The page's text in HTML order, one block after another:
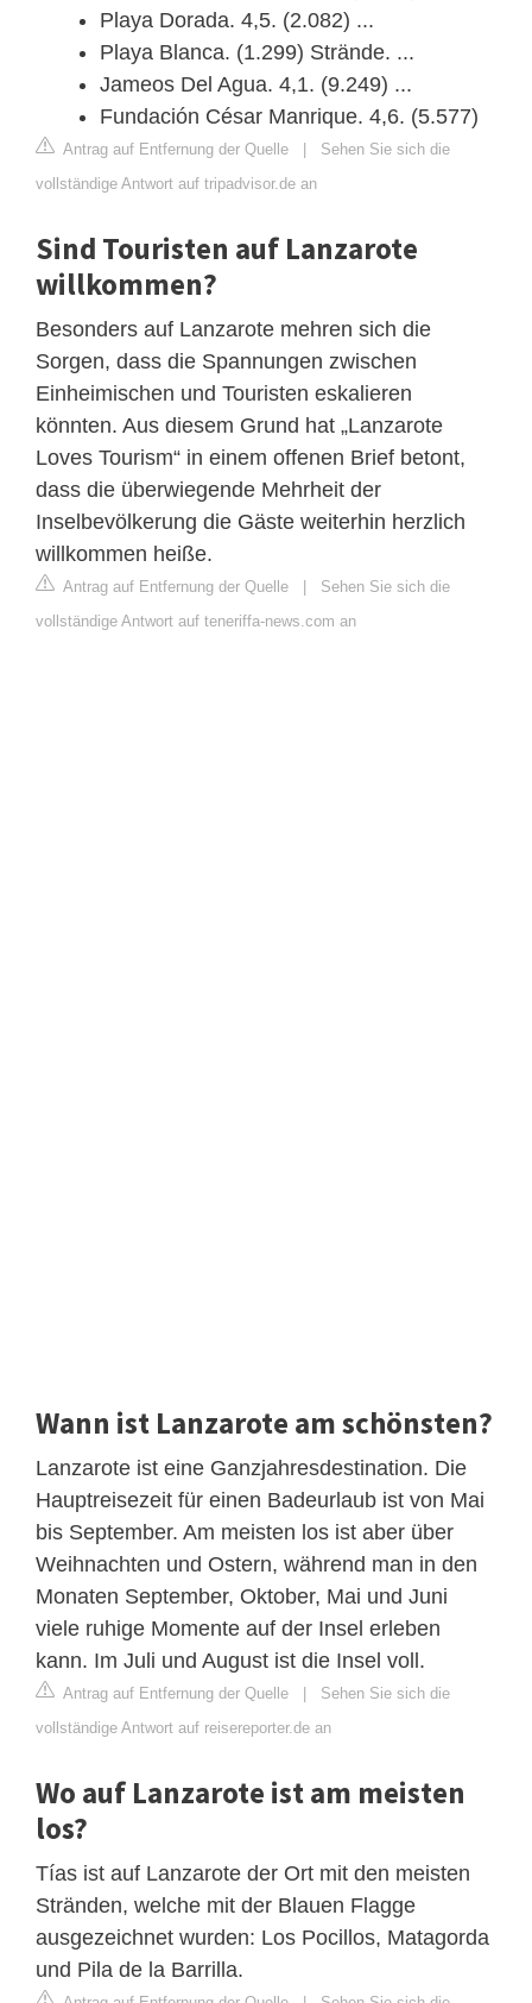
Playa Dorada. 4,5. (2.082) ...
Playa Blanca. (1.299) Strände. ...
Jameos Del Agua. 4,1. (9.249) ...
Fundación César Manrique. 4,6. (5.577)
Antrag auf Entfernung der Quelle | Sehen Sie sich die
vollständige Antwort auf tripadvisor.de an
Sind Touristen auf Lanzarote
willkommen?
Besonders auf Lanzarote mehren sich die
Sorgen, dass die Spannungen zwischen
Einheimischen und Touristen eskalieren
könnten. Aus diesem Grund hat „Lanzarote
Loves Tourism“ in einem offenen Brief betont,
dass die überwiegende Mehrheit der
Inselbevölkerung die Gäste weiterhin herzlich
willkommen heiße.
Antrag auf Entfernung der Quelle | Sehen Sie sich die
vollständige Antwort auf teneriffa-news.com an
Wann ist Lanzarote am schönsten?
Lanzarote ist eine Ganzjahresdestination. Die
Hauptreisezeit für einen Badeurlaub ist von Mai
bis September. Am meisten los ist aber über
Weihnachten und Ostern, während man in den
Monaten September, Oktober, Mai und Juni
viele ruhige Momente auf der Insel erleben
kann. Im Juli und August ist die Insel voll.
Antrag auf Entfernung der Quelle | Sehen Sie sich die
vollständige Antwort auf reisereporter.de an
Wo auf Lanzarote ist am meisten
los?
Tías ist auf Lanzarote der Ort mit den meisten
Stränden, welche mit der Blauen Flagge
ausgezeichnet wurden: Los Pocillos, Matagorda
und Pila de la Barrilla.